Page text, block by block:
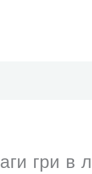
гри в